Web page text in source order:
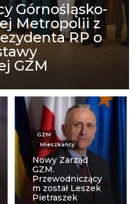
Górnośląsko-
Metropolii z
RP o
GZM
GZM
Mieszkańcy
Nowy Zarząd
GZM.
Przewodniczący
m został Leszek
Pietraszek